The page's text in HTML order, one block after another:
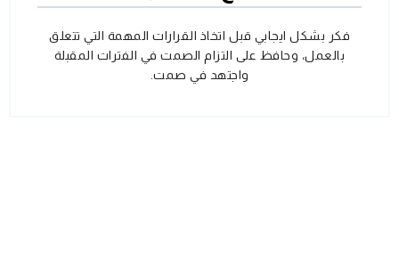
فكر بشكل ايجابي قبل اتخاذ القرارات المهمة التي تتعلق
بالعمل، وحافظ على التزام الصمت في الفترات المقبلة
واجتهد في صمت.